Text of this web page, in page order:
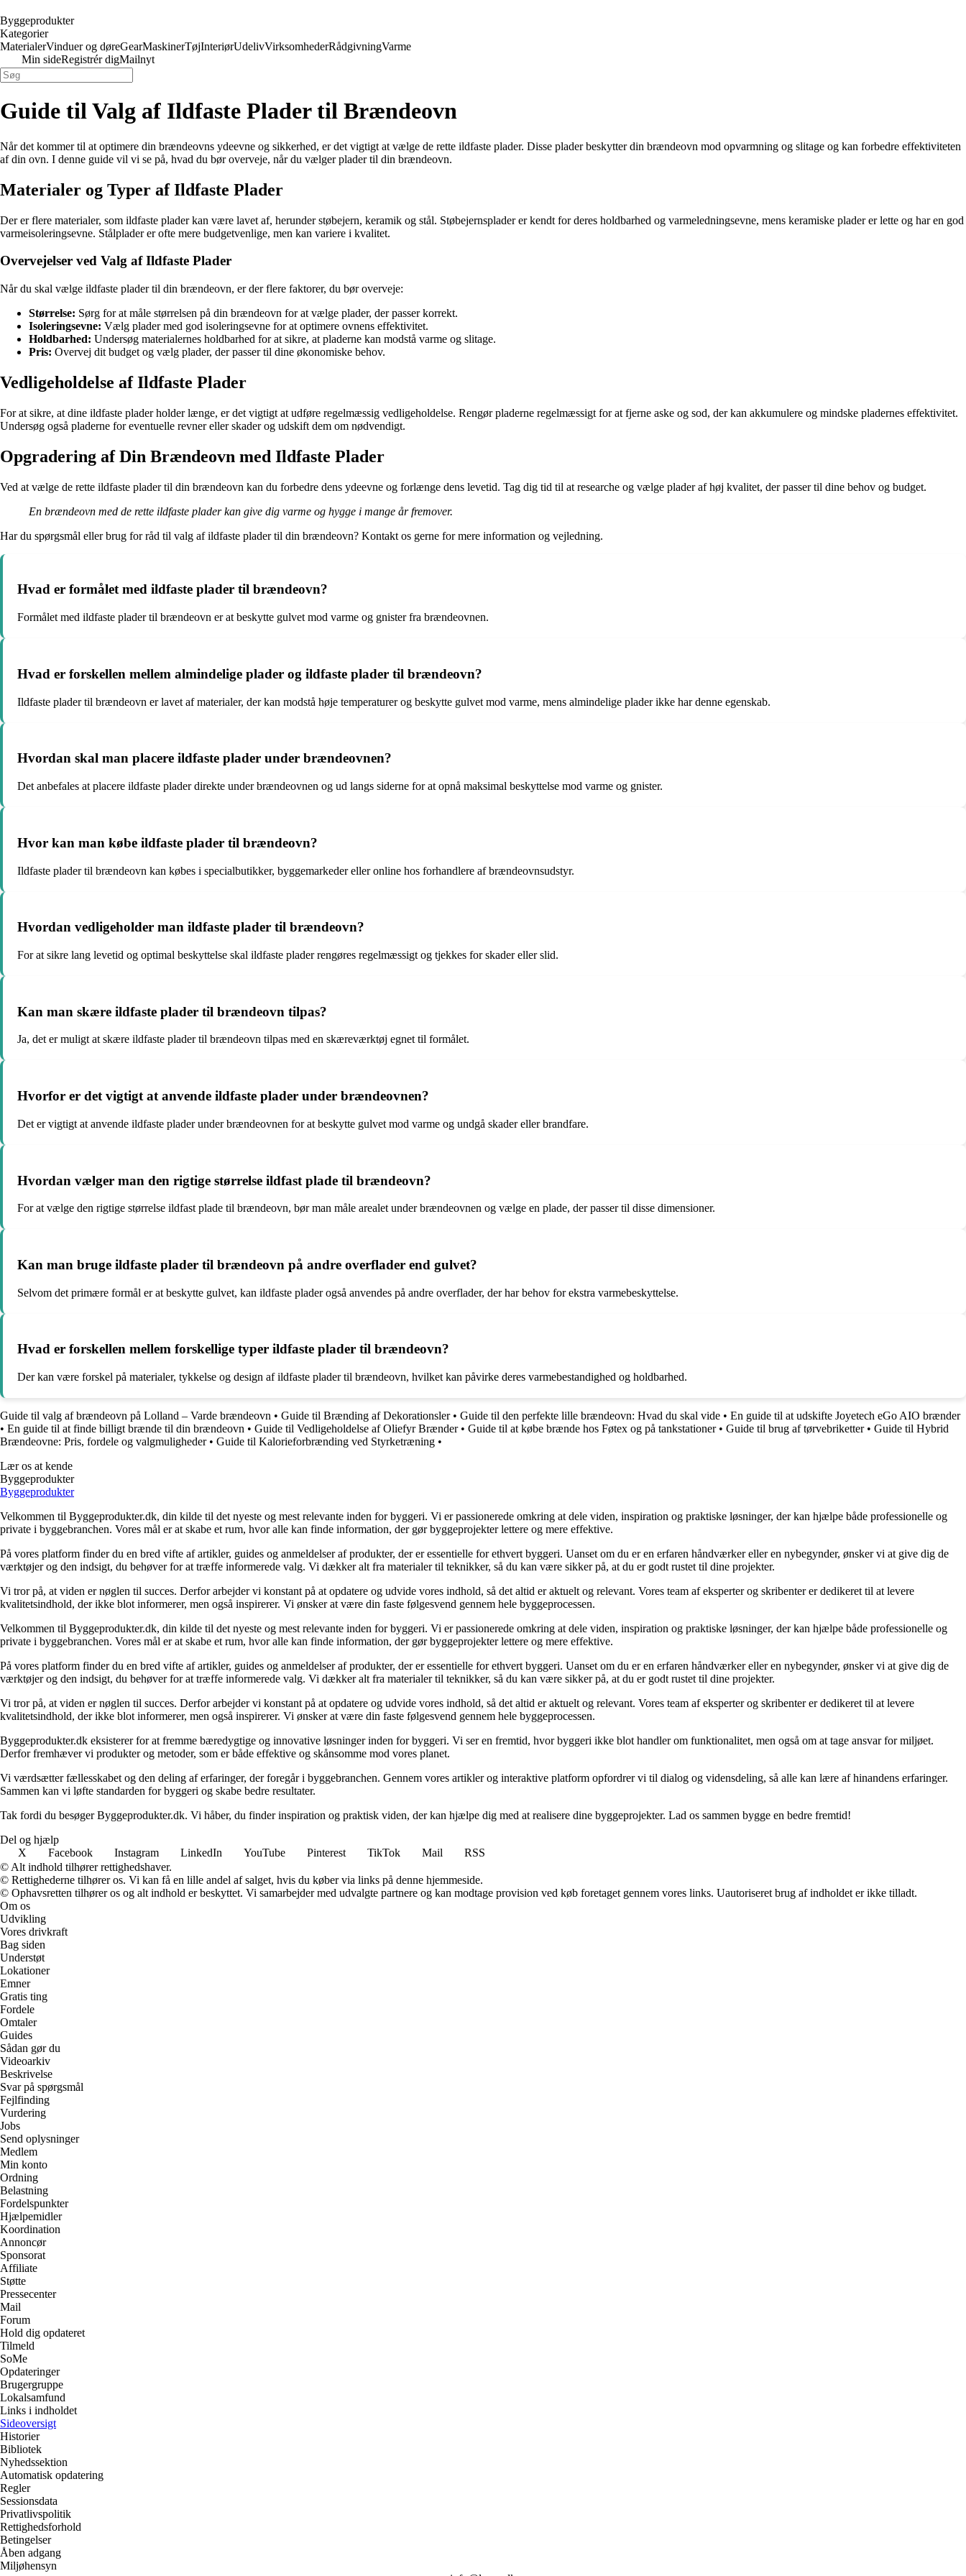
Byggeprodukter
Kategorier
MaterialerVinduer og døreGearMaskinerTøjInteriørUdelivVirksomhederRådgivningVarme
Min sideRegistrér digMailnyt
Guide til Valg af Ildfaste Plader til Brændeovn
Når det kommer til at optimere din brændeovns ydeevne og sikkerhed, er det vigtigt at vælge de rette ildfaste plader. Disse plader beskytter din brændeovn mod opvarmning og slitage og kan forbedre effektiviteten
af din ovn. I denne guide vil vi se på, hvad du bør overveje, når du vælger plader til din brændeovn.
Materialer og Typer af Ildfaste Plader
Der er flere materialer, som ildfaste plader kan være lavet af, herunder støbejern, keramik og stål. Støbejernsplader er kendt for deres holdbarhed og varmeledningsevne, mens keramiske plader er lette og har en god
varmeisoleringsevne. Stålplader er ofte mere budgetvenlige, men kan variere i kvalitet.
Overvejelser ved Valg af Ildfaste Plader
Når du skal vælge ildfaste plader til din brændeovn, er der flere faktorer, du bør overveje:
Størrelse: Sørg for at måle størrelsen på din brændeovn for at vælge plader, der passer korrekt.
Isoleringsevne: Vælg plader med god isoleringsevne for at optimere ovnens effektivitet.
Holdbarhed: Undersøg materialernes holdbarhed for at sikre, at pladerne kan modstå varme og slitage.
Pris: Overvej dit budget og vælg plader, der passer til dine økonomiske behov.
Vedligeholdelse af Ildfaste Plader
For at sikre, at dine ildfaste plader holder længe, er det vigtigt at udføre regelmæssig vedligeholdelse. Rengør pladerne regelmæssigt for at fjerne aske og sod, der kan akkumulere og mindske pladernes effektivitet.
Undersøg også pladerne for eventuelle revner eller skader og udskift dem om nødvendigt.
Opgradering af Din Brændeovn med Ildfaste Plader
Ved at vælge de rette ildfaste plader til din brændeovn kan du forbedre dens ydeevne og forlænge dens levetid. Tag dig tid til at researche og vælge plader af høj kvalitet, der passer til dine behov og budget.
En brændeovn med de rette ildfaste plader kan give dig varme og hygge i mange år fremover.
Har du spørgsmål eller brug for råd til valg af ildfaste plader til din brændeovn? Kontakt os gerne for mere information og vejledning.
Hvad er formålet med ildfaste plader til brændeovn?
Formålet med ildfaste plader til brændeovn er at beskytte gulvet mod varme og gnister fra brændeovnen.
Hvad er forskellen mellem almindelige plader og ildfaste plader til brændeovn?
Ildfaste plader til brændeovn er lavet af materialer, der kan modstå høje temperaturer og beskytte gulvet mod varme, mens almindelige plader ikke har denne egenskab.
Hvordan skal man placere ildfaste plader under brændeovnen?
Det anbefales at placere ildfaste plader direkte under brændeovnen og ud langs siderne for at opnå maksimal beskyttelse mod varme og gnister.
Hvor kan man købe ildfaste plader til brændeovn?
Ildfaste plader til brændeovn kan købes i specialbutikker, byggemarkeder eller online hos forhandlere af brændeovnsudstyr.
Hvordan vedligeholder man ildfaste plader til brændeovn?
For at sikre lang levetid og optimal beskyttelse skal ildfaste plader rengøres regelmæssigt og tjekkes for skader eller slid.
Kan man skære ildfaste plader til brændeovn tilpas?
Ja, det er muligt at skære ildfaste plader til brændeovn tilpas med en skæreværktøj egnet til formålet.
Hvorfor er det vigtigt at anvende ildfaste plader under brændeovnen?
Det er vigtigt at anvende ildfaste plader under brændeovnen for at beskytte gulvet mod varme og undgå skader eller brandfare.
Hvordan vælger man den rigtige størrelse ildfast plade til brændeovn?
For at vælge den rigtige størrelse ildfast plade til brændeovn, bør man måle arealet under brændeovnen og vælge en plade, der passer til disse dimensioner.
Kan man bruge ildfaste plader til brændeovn på andre overflader end gulvet?
Selvom det primære formål er at beskytte gulvet, kan ildfaste plader også anvendes på andre overflader, der har behov for ekstra varmebeskyttelse.
Hvad er forskellen mellem forskellige typer ildfaste plader til brændeovn?
Der kan være forskel på materialer, tykkelse og design af ildfaste plader til brændeovn, hvilket kan påvirke deres varmebestandighed og holdbarhed.
Guide til valg af brændeovn på Lolland – Varde brændeovn • Guide til Brænding af Dekorationsler• Guide til den perfekte lille brændeovn: Hvad du skal vide • En guide til at udskifte Joyetech eGo AIO brænder
• En guide til at finde billigt brænde til din brændeovn • Guide til Vedligeholdelse af Oliefyr Brænder• Guide til at købe brænde hos Føtex og på tankstationer• Guide til brug af tørvebriketter• Guide til Hybrid
Brændeovne: Pris, fordele og valgmuligheder• Guide til Kalorieforbrænding ved Styrketræning •
Lær os at kende
Byggeprodukter
Byggeprodukter
Velkommen til Byggeprodukter.dk, din kilde til det nyeste og mest relevante inden for byggeri. Vi er passionerede omkring at dele viden, inspiration og praktiske løsninger, der kan hjælpe både professionelle og
private i byggebranchen. Vores mål er at skabe et rum, hvor alle kan finde information, der gør byggeprojekter lettere og mere effektive.
På vores platform finder du en bred vifte af artikler, guides og anmeldelser af produkter, der er essentielle for ethvert byggeri. Uanset om du er en erfaren håndværker eller en nybegynder, ønsker vi at give dig de
værktøjer og den indsigt, du behøver for at træffe informerede valg. Vi dækker alt fra materialer til teknikker, så du kan være sikker på, at du er godt rustet til dine projekter.
Vi tror på, at viden er nøglen til succes. Derfor arbejder vi konstant på at opdatere og udvide vores indhold, så det altid er aktuelt og relevant. Vores team af eksperter og skribenter er dedikeret til at levere
kvalitetsindhold, der ikke blot informerer, men også inspirerer. Vi ønsker at være din faste følgesvend gennem hele byggeprocessen.
Velkommen til Byggeprodukter.dk, din kilde til det nyeste og mest relevante inden for byggeri. Vi er passionerede omkring at dele viden, inspiration og praktiske løsninger, der kan hjælpe både professionelle og
private i byggebranchen. Vores mål er at skabe et rum, hvor alle kan finde information, der gør byggeprojekter lettere og mere effektive.
På vores platform finder du en bred vifte af artikler, guides og anmeldelser af produkter, der er essentielle for ethvert byggeri. Uanset om du er en erfaren håndværker eller en nybegynder, ønsker vi at give dig de
værktøjer og den indsigt, du behøver for at træffe informerede valg. Vi dækker alt fra materialer til teknikker, så du kan være sikker på, at du er godt rustet til dine projekter.
Vi tror på, at viden er nøglen til succes. Derfor arbejder vi konstant på at opdatere og udvide vores indhold, så det altid er aktuelt og relevant. Vores team af eksperter og skribenter er dedikeret til at levere
kvalitetsindhold, der ikke blot informerer, men også inspirerer. Vi ønsker at være din faste følgesvend gennem hele byggeprocessen.
Byggeprodukter.dk eksisterer for at fremme bæredygtige og innovative løsninger inden for byggeri. Vi ser en fremtid, hvor byggeri ikke blot handler om funktionalitet, men også om at tage ansvar for miljøet.
Derfor fremhæver vi produkter og metoder, som er både effektive og skånsomme mod vores planet.
Vi værdsætter fællesskabet og den deling af erfaringer, der foregår i byggebranchen. Gennem vores artikler og interaktive platform opfordrer vi til dialog og vidensdeling, så alle kan lære af hinandens erfaringer.
Sammen kan vi løfte standarden for byggeri og skabe bedre resultater.
Tak fordi du besøger Byggeprodukter.dk. Vi håber, du finder inspiration og praktisk viden, der kan hjælpe dig med at realisere dine byggeprojekter. Lad os sammen bygge en bedre fremtid!
Del og hjælp
X
Facebook Instagram LinkedIn YouTube Pinterest TikTok Mail
RSS
© Alt indhold tilhører rettighedshaver.
© Rettighederne tilhører os. Vi kan få en lille andel af salget, hvis du køber via links på denne hjemmeside.
© Ophavsretten tilhører os og alt indhold er beskyttet. Vi samarbejder med udvalgte partnere og kan modtage provision ved køb foretaget gennem vores links. Uautoriseret brug af indholdet er ikke tilladt.
Om os
Udvikling
Vores drivkraft
Bag siden
Understøt
Lokationer
Emner
Gratis ting
Fordele
Omtaler
Guides
Sådan gør du
Videoarkiv
Beskrivelse
Svar på spørgsmål
Fejlfinding
Vurdering
Jobs
Send oplysninger
Medlem
Min konto
Ordning
Belastning
Fordelspunkter
Hjælpemidler
Koordination
Annoncør
Sponsorat
Affiliate
Støtte
Pressecenter
Mail
Forum
Hold dig opdateret
Tilmeld
SoMe
Opdateringer
Brugergruppe
Lokalsamfund
Links i indholdet
Sideoversigt
Historier
Bibliotek
Nyhedssektion
Automatisk opdatering
Regler
Sessionsdata
Privatlivspolitik
Rettighedsforhold
Betingelser
Åben adgang
Miljøhensyn